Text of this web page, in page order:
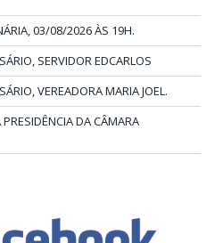
03/08/2026 ÀS 19H.
SERVIDOR EDCARLOS
VEREADORA MARIA JOEL.
DA CÂMARA